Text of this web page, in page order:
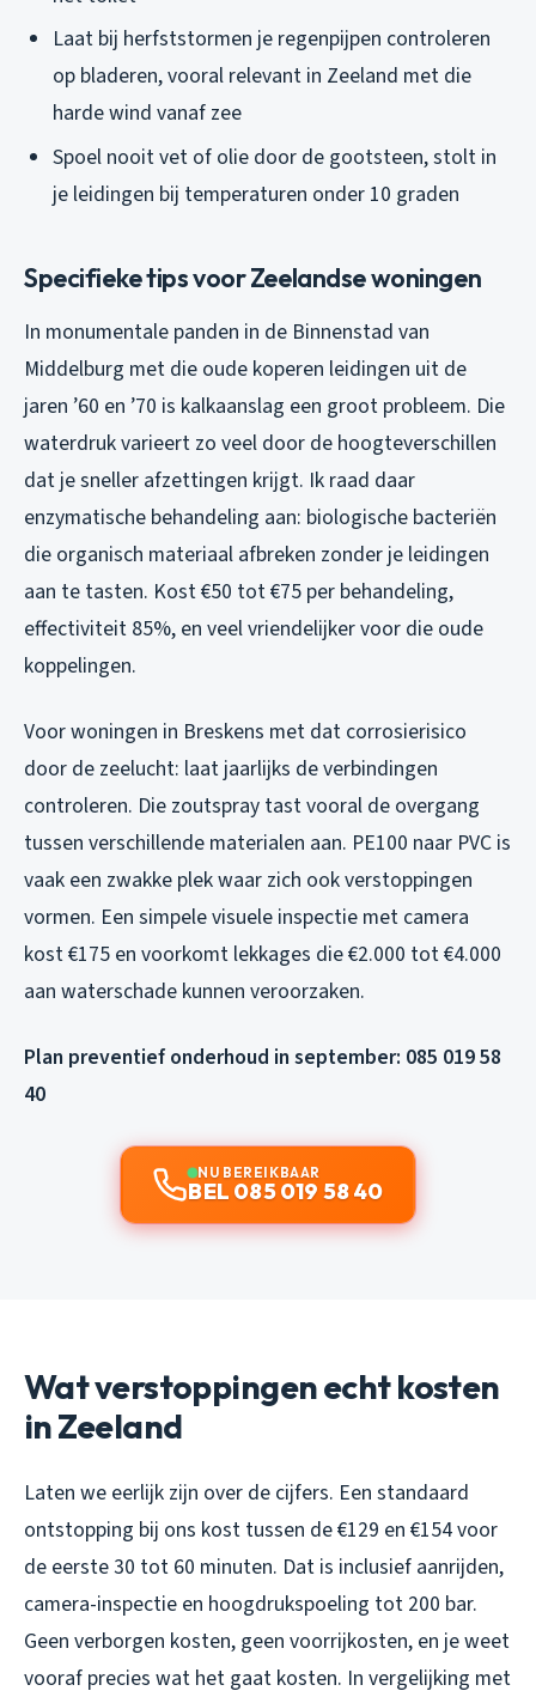
Laat bij herfststormen je regenpijpen controleren
op bladeren, vooral relevant in Zeeland met die
harde wind vanaf zee
Spoel nooit vet of olie door de gootsteen, stolt in
je leidingen bij temperaturen onder 10 graden
Specifieke tips voor Zeelandse woningen
In monumentale panden in de Binnenstad van
Middelburg met die oude koperen leidingen uit de
jaren ’60 en ’70 is kalkaanslag een groot probleem. Die
waterdruk varieert zo veel door de hoogteverschillen
dat je sneller afzettingen krijgt. Ik raad daar
enzymatische behandeling aan: biologische bacteriën
die organisch materiaal afbreken zonder je leidingen
aan te tasten. Kost €50 tot €75 per behandeling,
effectiviteit 85%, en veel vriendelijker voor die oude
koppelingen.
Voor woningen in Breskens met dat corrosierisico
door de zeelucht: laat jaarlijks de verbindingen
controleren. Die zoutspray tast vooral de overgang
tussen verschillende materialen aan. PE100 naar PVC is
vaak een zwakke plek waar zich ook verstoppingen
vormen. Een simpele visuele inspectie met camera
kost €175 en voorkomt lekkages die €2.000 tot €4.000
aan waterschade kunnen veroorzaken.
Plan preventief onderhoud in september: 085 019 58
40
NU BEREIKBAAR
BEL 085 019 58 40
Wat verstoppingen echt kosten
in Zeeland
Laten we eerlijk zijn over de cijfers. Een standaard
ontstopping bij ons kost tussen de €129 en €154 voor
de eerste 30 tot 60 minuten. Dat is inclusief aanrijden,
camera-inspectie en hoogdrukspoeling tot 200 bar.
Geen verborgen kosten, geen voorrijkosten, en je weet
vooraf precies wat het gaat kosten. In vergelijking met